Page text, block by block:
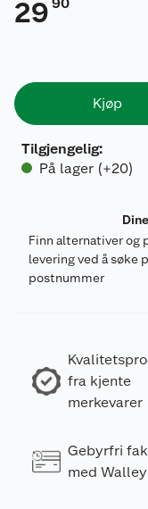
29
Kjøp
Tilgjengelig:
På lager (+20)
Finn alternativer og
levering ved å søke
postnummer
fra kjente
merkevarer
Gebyrfri
med Walley